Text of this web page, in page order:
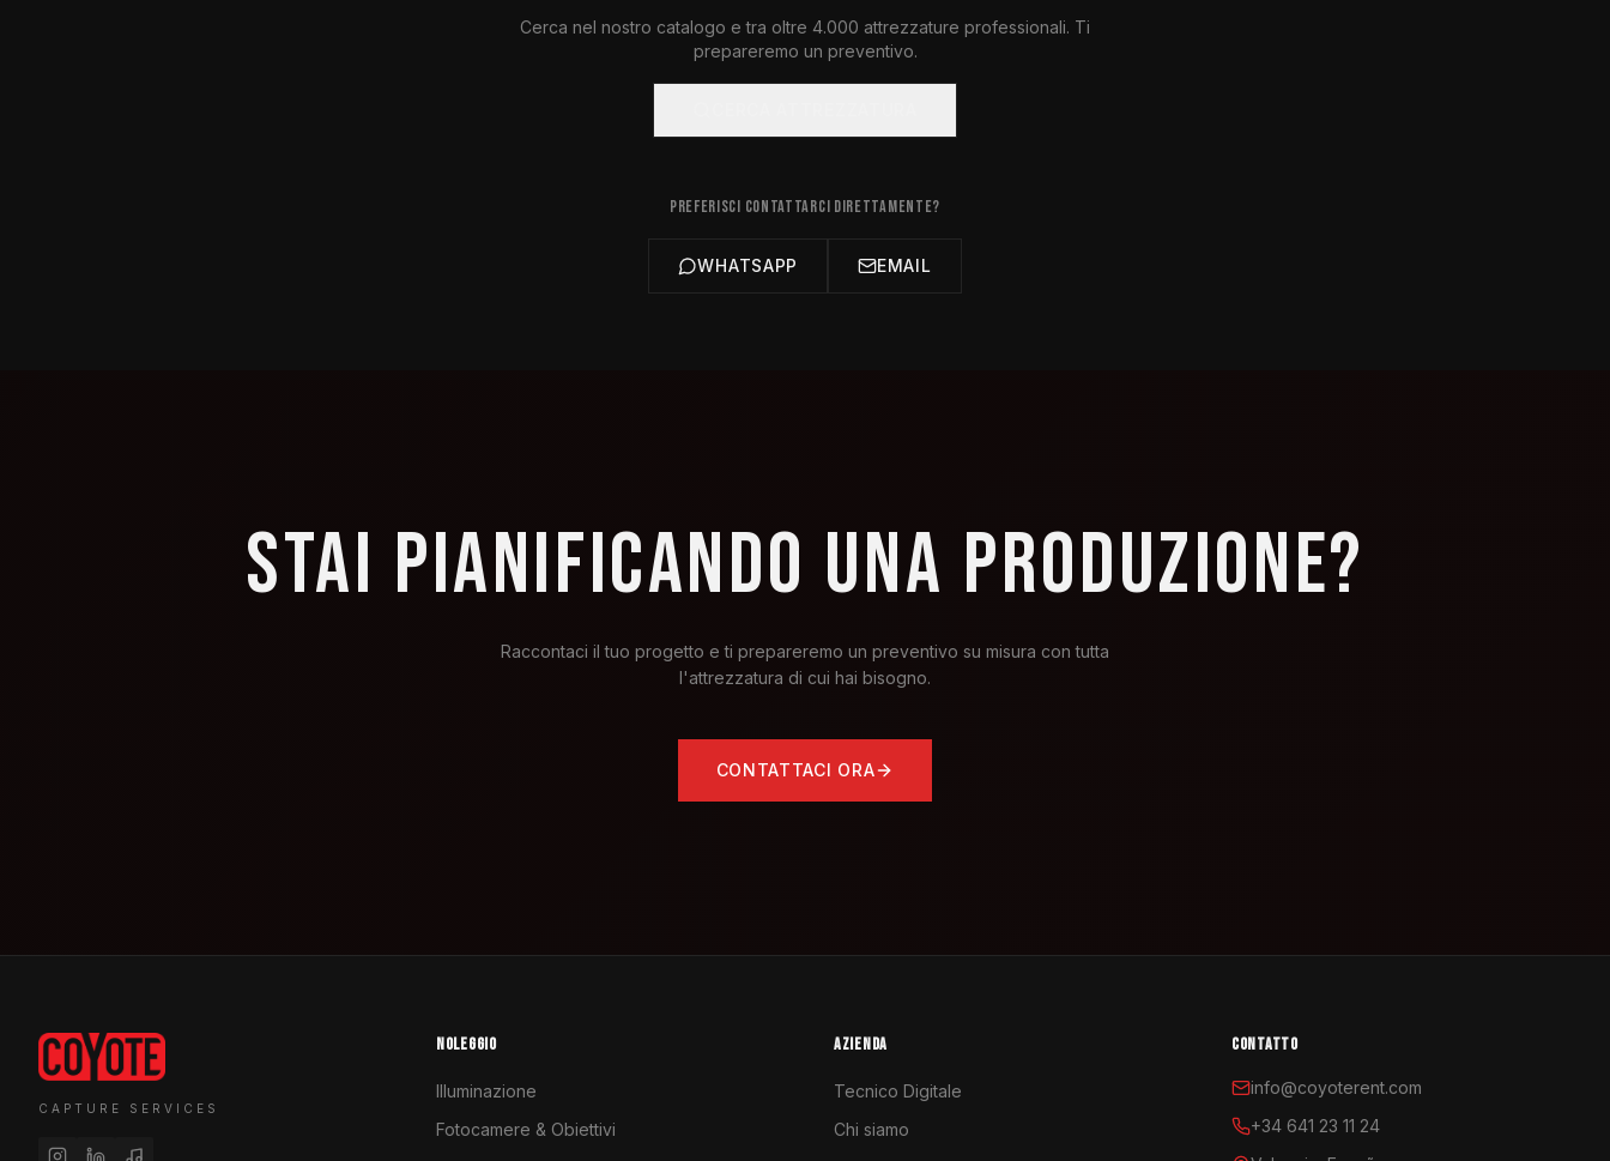
Cerca nel nostro catalogo e tra oltre 4.000 attrezzature professionali. Ti
prepareremo un preventivo.
PREFERISCI CONTATTARCI DIRETTAMENTE?
WHATSAPP EMAIL
STAI PIANIFICANDO UNA PRODUZIONE?
Raccontaci il tuo progetto e ti prepareremo un preventivo su misura con tutta
l'attrezzatura di cui hai bisogno.
CONTATTACI ORA
CAPTURE SERVICES
NOLEGGIO
Illuminazione
Fotocamere & Obiettivi
AZIENDA
Tecnico Digitale
Chi siamo
CONTATTO
info@coyoterent.com
+34 641 23 11 24